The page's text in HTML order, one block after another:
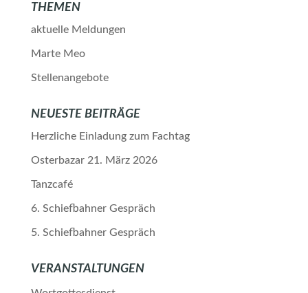
THEMEN
aktuelle Meldungen
Marte Meo
Stellenangebote
NEUESTE BEITRÄGE
Herzliche Einladung zum Fachtag
Osterbazar 21. März 2026
Tanzcafé
6. Schiefbahner Gespräch
5. Schiefbahner Gespräch
VERANSTALTUNGEN